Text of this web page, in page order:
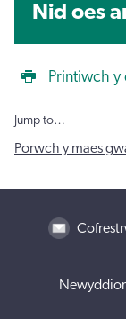
Nid oes
Printiwch
Jump to…
Porwch y maes